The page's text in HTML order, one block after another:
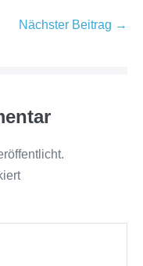
Nächster Beitrag →